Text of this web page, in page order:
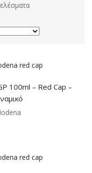
100ml – Red Cap –